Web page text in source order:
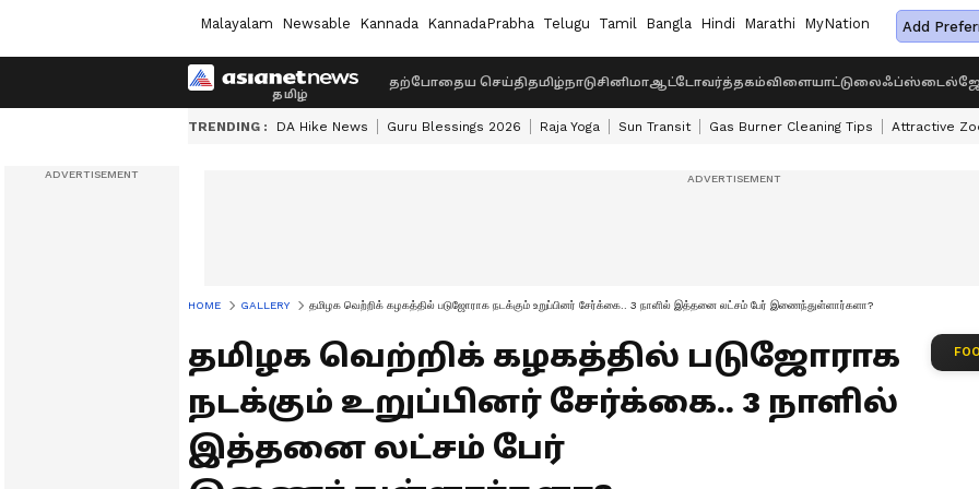
Malayalam Newsable Kannada KannadaPrabha Telugu Tamil Bangla Hindi Marathi MyNation Add
தற்போதைய செய்திதமிழ்நாடுசினிமாஆட்டோவர்த்தகம்விளையாட்டுலைஃப்ஸ்டைல்
TRENDING : DA Hike News Guru Blessings 2026 Raja Yoga Sun Transit Gas Burner Cleaning Tips Attractive
HOME GALLERY தமிழக வெற்றிக் கழகத்தில் படுஜோராக நடக்கும் உறுப்பினர் சேர்க்கை.. 3 நாளில் இத்தனை லட்சம் பேர் இணைந்துள்ளார்களா?
தமிழக வெற்றிக் கழகத்தில் படுஜோராக
நடக்கும் உறுப்பினர் சேர்க்கை.. 3 நாளில்
இத்தனை லட்சம் பேர்